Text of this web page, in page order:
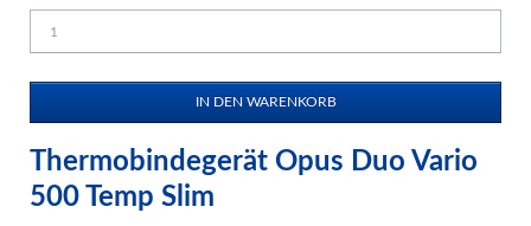
Thermobindegerät Opus Duo Vario
500 Temp Slim